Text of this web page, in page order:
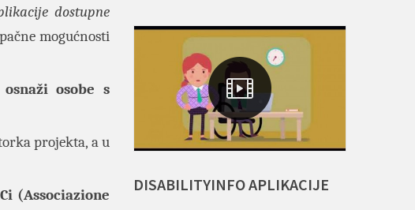
dostupne
mogućnosti
osobe s
projekta, a u
(Associazione
DISABILITYINFOAPLIKACIJE